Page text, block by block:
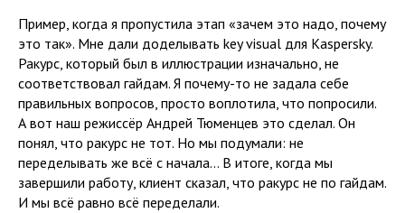
Пример, когда я пропустила этап «зачем это надо, почему
это так». Мне дали доделывать key visual для Kaspersky.
Ракурс, который был в иллюстрации изначально, не
соответствовал гайдам. Я почему-то не задала себе
правильных вопросов, просто воплотила, что попросили.
А вот наш режиссёр Андрей Тюменцев это сделал. Он
понял, что ракурс не тот. Но мы подумали: не
переделывать же всё с начала... В итоге, когда мы
завершили работу, клиент сказал, что ракурс не по гайдам.
И мы всё равно всё переделали.